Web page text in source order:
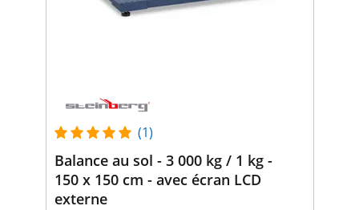
(1)
Balance au sol - 3 000 kg / 1 kg -
150 x 150 cm - avec écran LCD
externe